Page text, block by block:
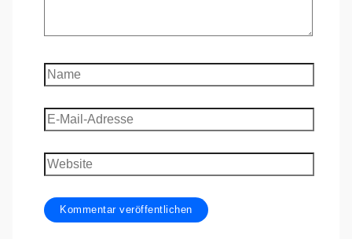
Name
E-
Mail-
Adresse
Website